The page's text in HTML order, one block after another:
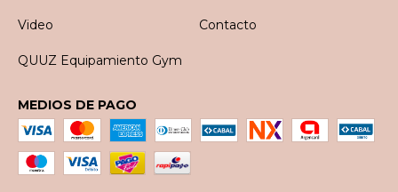
Video Contacto
QUUZ Equipamiento Gym
MEDIOS DE PAGO